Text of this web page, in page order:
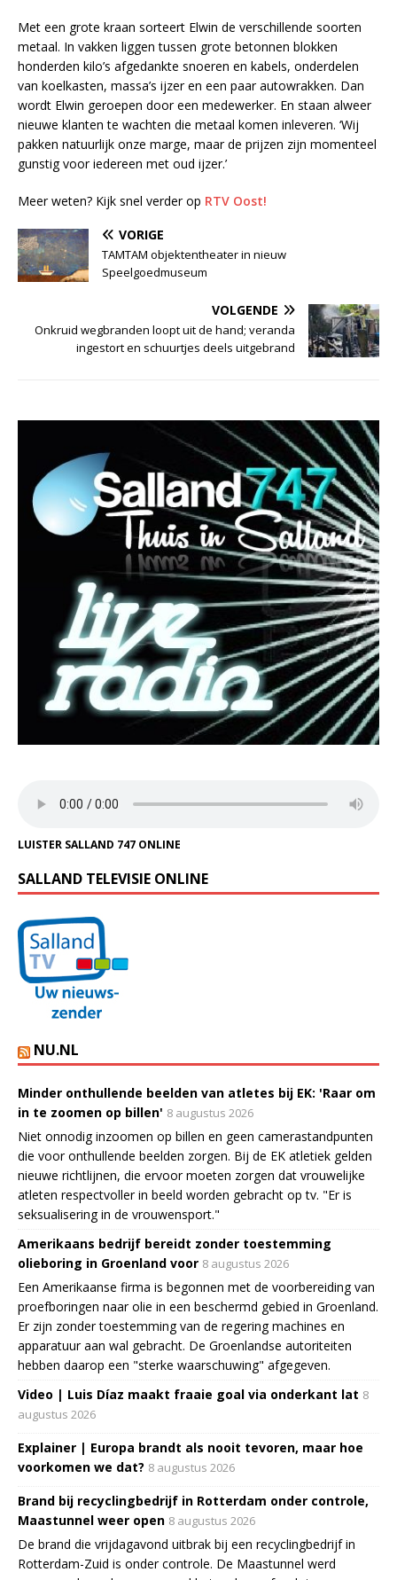
Met een grote kraan sorteert Elwin de verschillende soorten
metaal. In vakken liggen tussen grote betonnen blokken
honderden kilo’s afgedankte snoeren en kabels, onderdelen
van koelkasten, massa’s ijzer en een paar autowrakken. Dan
wordt Elwin geroepen door een medewerker. En staan alweer
nieuwe klanten te wachten die metaal komen inleveren. ‘Wij
pakken natuurlijk onze marge, maar de prijzen zijn momenteel
gunstig voor iedereen met oud ijzer.’
Meer weten? Kijk snel verder op RTV Oost!
VORIGE
TAMTAM objektentheater in nieuw
Speelgoedmuseum
VOLGENDE
Onkruid wegbranden loopt uit de hand; veranda
ingestort en schuurtjes deels uitgebrand
LUISTER SALLAND 747 ONLINE
SALLAND TELEVISIE ONLINE
NU.NL
Minder onthullende beelden van atletes bij EK: 'Raar om
in te zoomen op billen' 8 augustus 2026
Niet onnodig inzoomen op billen en geen camerastandpunten
die voor onthullende beelden zorgen. Bij de EK atletiek gelden
nieuwe richtlijnen, die ervoor moeten zorgen dat vrouwelijke
atleten respectvoller in beeld worden gebracht op tv. "Er is
seksualisering in de vrouwensport."
Amerikaans bedrijf bereidt zonder toestemming
olieboring in Groenland voor 8 augustus 2026
Een Amerikaanse firma is begonnen met de voorbereiding van
proefboringen naar olie in een beschermd gebied in Groenland.
Er zijn zonder toestemming van de regering machines en
apparatuur aan wal gebracht. De Groenlandse autoriteiten
hebben daarop een "sterke waarschuwing" afgegeven.
Video | Luis Díaz maakt fraaie goal via onderkant lat 8
augustus 2026
Explainer | Europa brandt als nooit tevoren, maar hoe
voorkomen we dat? 8 augustus 2026
Brand bij recyclingbedrijf in Rotterdam onder controle,
Maastunnel weer open 8 augustus 2026
De brand die vrijdagavond uitbrak bij een recyclingbedrijf in
Rotterdam-Zuid is onder controle. De Maastunnel werd